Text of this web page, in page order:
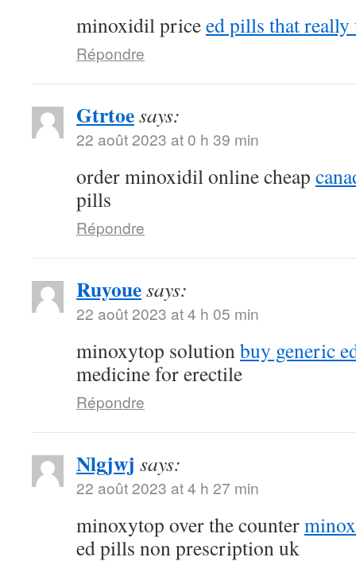
minoxidil priceed pills that
Répondre
Gtrtoesays:
22 août 2023 at 0 h 39 min
order minoxidil online cheap
pills
Répondre
Ruyouesays:
22 août 2023 at 4 h 05 min
minoxytop solutionbuy generic
medicine for erectile
Répondre
Nlgjwj says:
22 août 2023 at 4 h 27 min
minoxytop over the counter
ed pills non prescription uk